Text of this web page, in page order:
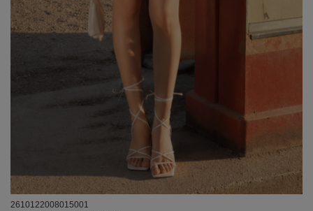
2610122008015001